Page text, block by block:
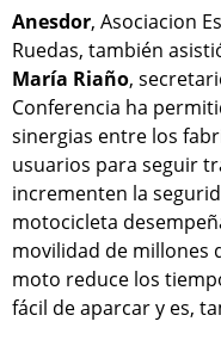
Anesdor, Asociacion
Ruedas, también
María Riaño,
Conferencia ha
sinergias entre los
usuarios para seguir
incrementen la
motocicleta
movilidad de millones
moto reduce los
fácil de aparcar y es,